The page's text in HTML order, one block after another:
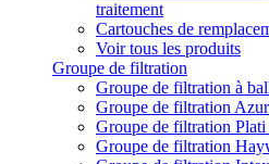
traitement
Cartouches de
Voir tous les produits
Groupe de filtration
Groupe de filtration à
Groupe de filtration
Groupe de filtration
Groupe de filtration